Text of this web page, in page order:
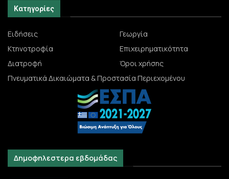
Κατηγορίες
Ειδήσεις
Γεωργία
Κτηνοτροφία
Επιχειρηματικότητα
Διατροφή
Όροι χρήσης
Πνευματικά Δικαιώματα & Προστασία Περιεχομένου
Δημοφηλεστερα εβδομάδας